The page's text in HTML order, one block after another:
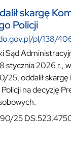
skargę
Policji
pl/138/
Sąd
stycznia 2026 r.,
25, oddalił
na decyzję
25